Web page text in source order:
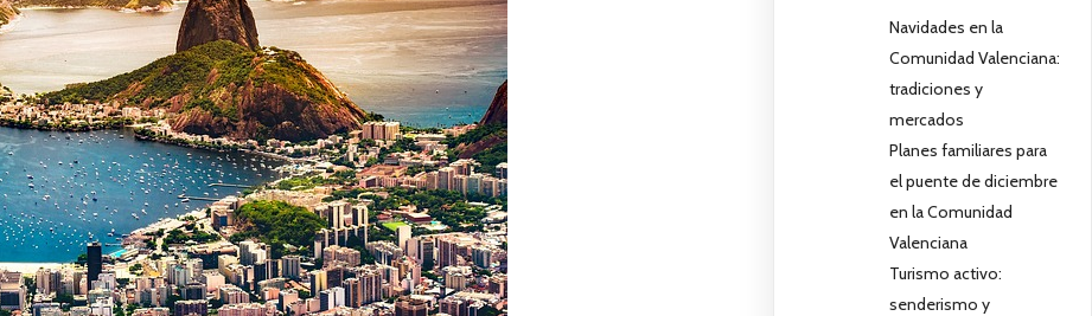
Navidades en la
Comunidad Valenciana:
tradiciones y
mercados
Planes familiares para
el puente de diciembre
en la Comunidad
Valenciana
Turismo activo:
senderismo y